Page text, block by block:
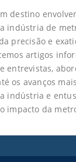
destino
indústria de
precisão e
artigos
entrevistas,
os avanços
indústria e
impacto da